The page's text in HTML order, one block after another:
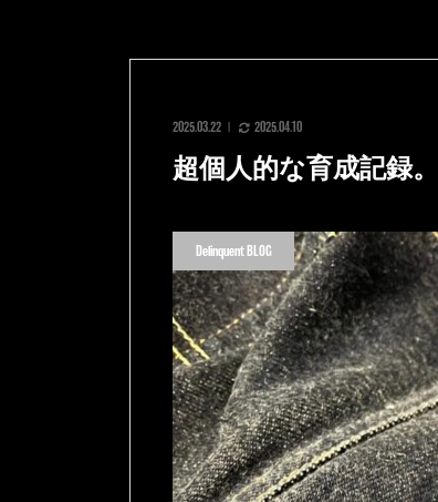
2025.03.22 2025.04.10
超個人的な育成記録
Delinquent BLOG